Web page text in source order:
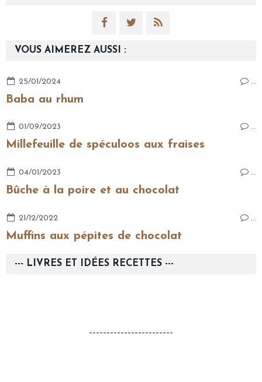
VOUS AIMEREZ AUSSI :
25/01/2024 …
Baba au rhum
01/09/2023 …
Millefeuille de spéculoos aux fraises
04/01/2023 …
Bûche à la poire et au chocolat
21/12/2022 …
Muffins aux pépites de chocolat
--- LIVRES ET IDÉES RECETTES ---
------------------------